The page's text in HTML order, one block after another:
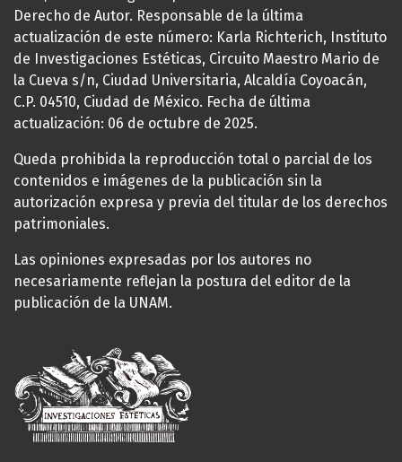
Derecho de Autor. Responsable de la última
actualización de este número: Karla Richterich, Instituto
de Investigaciones Estéticas, Circuito Maestro Mario de
la Cueva s/n, Ciudad Universitaria, Alcaldía Coyoacán,
C.P. 04510, Ciudad de México. Fecha de última
actualización: 06 de octubre de 2025.
Queda prohibida la reproducción total o parcial de los
contenidos e imágenes de la publicación sin la
autorización expresa y previa del titular de los derechos
patrimoniales.
Las opiniones expresadas por los autores no
necesariamente reflejan la postura del editor de la
publicación de la UNAM.